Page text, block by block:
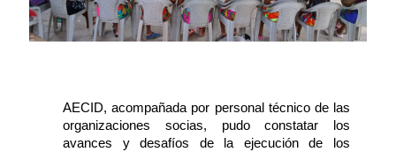
AECID, acompañada por personal técnico de las
organizaciones socias, pudo constatar los
avances y desafíos de la ejecución de los